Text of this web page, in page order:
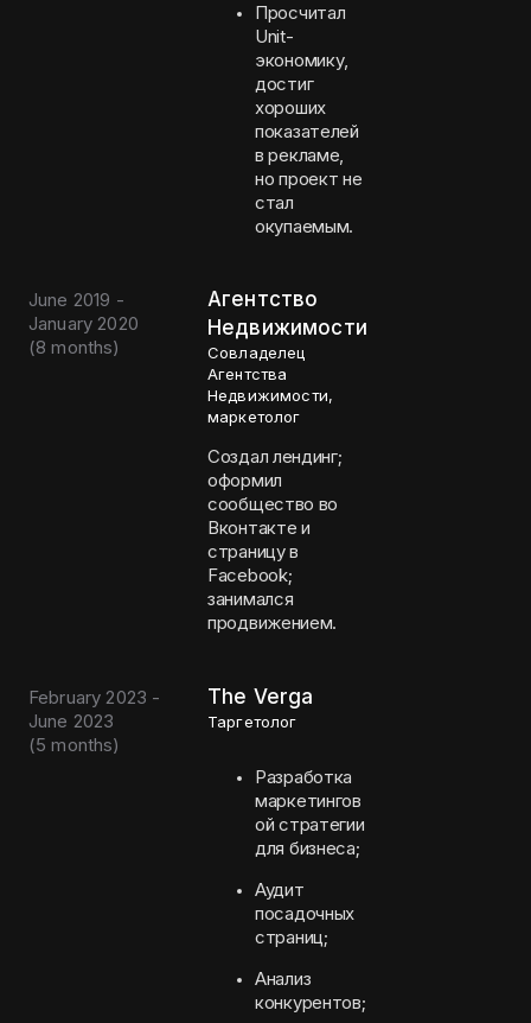
Просчитал
Unit-
экономику,
достиг
хороших
показателей
в рекламе,
но проект не
стал
окупаемым.
June 2019 -
January 2020
(8 months)
Агентство
Недвижимости
Совладелец
Агентства
Недвижимости,
маркетолог
Создал лендинг;
оформил
сообщество во
Вконтакте и
страницу в
Facebook;
занимался
продвижением.
February 2023 -
June 2023
(5 months)
The Verga
Таргетолог
Разработка
маркетингов
ой стратегии
для бизнеса;
Аудит
посадочных
страниц;
Анализ
конкурентов;